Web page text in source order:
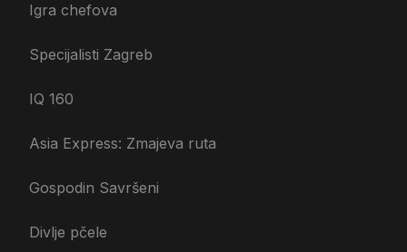
Igra chefova
Specijalisti Zagreb
IQ 160
Asia Express: Zmajeva ruta
Gospodin Savršeni
Divlje pčele